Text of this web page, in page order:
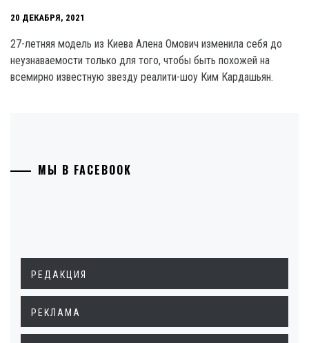
20 ДЕКАБРЯ, 2021
27-летняя модель из Киева Алена Омович изменила себя до
неузнаваемости только для того, чтобы быть похожей на
всемирно известную звезду реалити-шоу Ким Кардашьян.
МЫ В FACEBOOK
РЕДАКЦИЯ
РЕКЛАМА